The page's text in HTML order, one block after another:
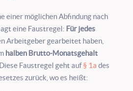
einer möglichen Abfindung nach
eine Faustregel: Für jedes
Arbeitgeber gearbeitet haben,
halben Brutto-Monatsgehalt
Faustregel geht auf § 1a des
zurück, wo es heißt: